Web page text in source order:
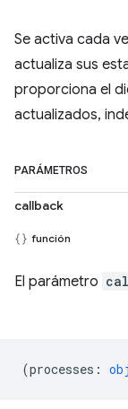
Se activa cada
actualiza sus
proporciona el
actualizados,
PARÁMETROS
callback
función
El parámetro
(processes :